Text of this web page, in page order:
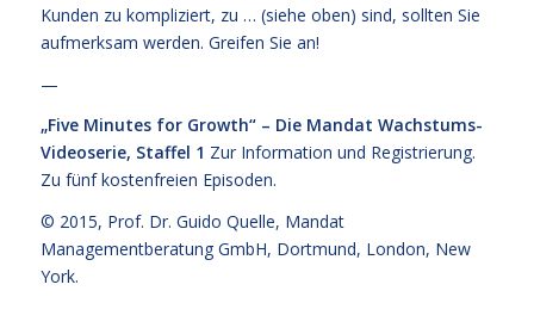
Kunden zu kompliziert, zu … (siehe oben) sind, sollten Sie
aufmerksam werden. Greifen Sie an!
—
„Five Minutes for Growth“ – Die Mandat Wachstums-
Videoserie, Staffel 1 Zur Information und Registrierung.
Zu fünf kostenfreien Episoden.
© 2015, Prof. Dr. Guido Quelle, Mandat
Managementberatung GmbH, Dortmund, London, New
York.